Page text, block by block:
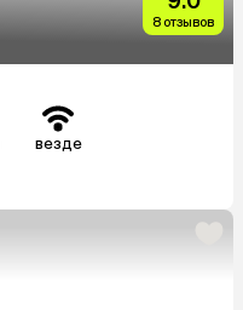
8 отзывов
везде